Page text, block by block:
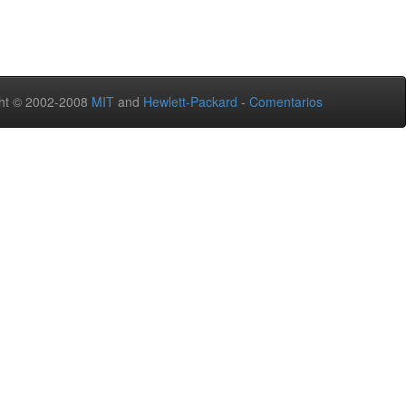
© 2002-2008 MIT and Hewlett-Packard - Comentarios